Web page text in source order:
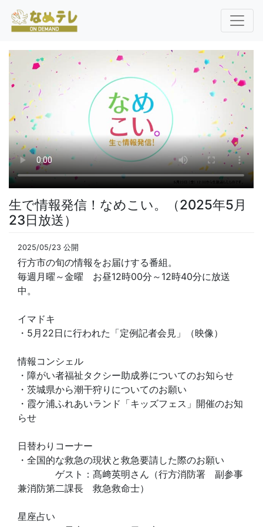
生で情報発信！なめこい。（2025年5月
23日放送）
2025/05/23 公開
行方市の旬の情報をお届けする番組。
毎週月曜～金曜 お昼12時00分～12時40分に放送
中。
イマドキ
・5月22日に行われた「定例記者会見」（映像）
情報コンシェル
・障がい者福祉タクシー助成券についてのお知らせ
・茨城県から潮干狩りについてのお願い
・霞ケ浦ふれあいランド「キッズフェス」開催のお知
らせ
日替わりコーナー
・全国的な救急の現状と救急要請した際のお願い
ゲスト：髙﨑英明さん（行方消防署 副参事
兼消防第二課長 救急救命士）
星座占い